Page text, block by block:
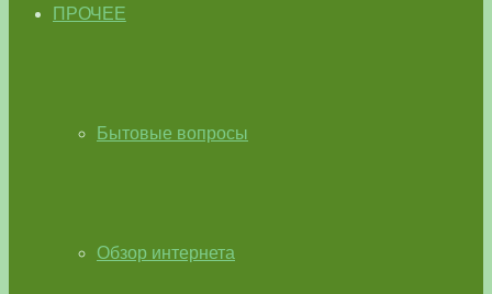
ПРОЧЕЕ
Бытовые вопросы
Обзор интернета